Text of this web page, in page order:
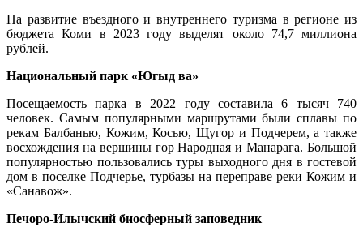
На развитие въездного и внутреннего туризма в регионе из
бюджета Коми в 2023 году выделят около 74,7 миллиона
рублей.
Национальный парк «Югыд ва»
Посещаемость парка в 2022 году составила 6 тысяч 740
человек. Самым популярными маршрутами были сплавы по
рекам Балбанью, Кожим, Косью, Щугор и Подчерем, а также
восхождения на вершины гор Народная и Манарага. Большой
популярностью пользовались туры выходного дня в гостевой
дом в поселке Подчерье, турбазы на переправе реки Кожим и
«Санавож».
Печоро-Илычский биосферный заповедник